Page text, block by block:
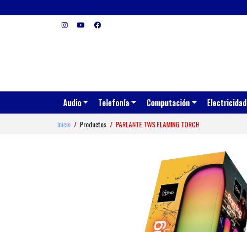
Audio Telefonía Computación Electricidad
Inicio Productos PARLANTE TWS FLAMING TORCH